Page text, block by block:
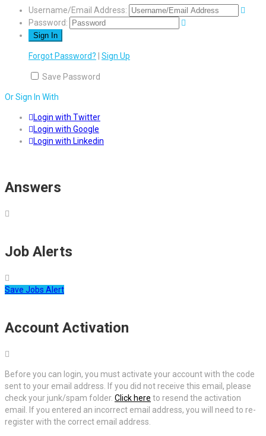
Username/Email Address:
Password:
Forgot Password? Sign Up
Save Password
Or Sign In With
Login with Twitter
Login with Google
Login with Linkedin
Answers
Job Alerts
Save Jobs Alert
Account Activation
Before you can login, you must activate your account with the code
sent to your email address. If you did not receive this email, please
check your junk/spam folder. Click here to resend the activation
email. If you entered an incorrect email address, you will need to re-
register with the correct email address.